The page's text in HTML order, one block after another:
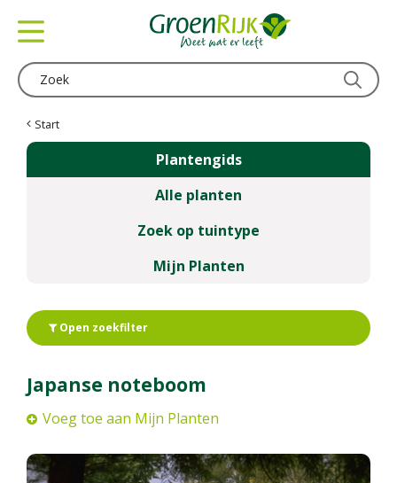
Start
Plantengids
Alle planten
Zoek op tuintype
Mijn Planten
Open zoekfilter
Japanse noteboom
Voeg toe aan Mijn Planten